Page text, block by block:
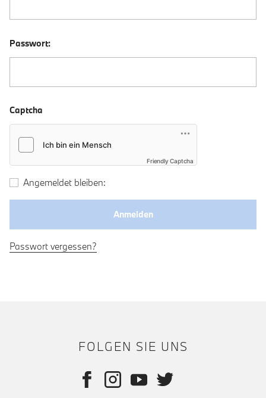
Passwort:
Captcha
Friendly Captcha
Angemeldet bleiben:
Passwort vergessen?
FOLGEN SIE UNS